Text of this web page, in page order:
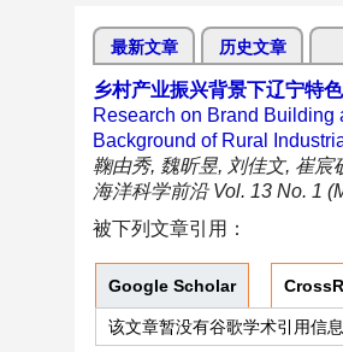
最新文章 历史文章
乡村产业振兴背景下辽宁特
Research on Brand Building
Background of Rural
鞠由秀, 魏昕昱, 刘佳文, 崔宸
海洋科学前沿 Vol. 13 No. 1
被下列文章引用：
Google Scholar
该文章暂没有谷歌学术引用信息.